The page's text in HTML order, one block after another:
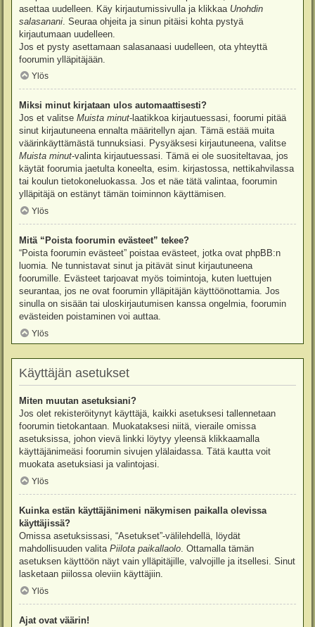
asettaa uudelleen. Käy kirjautumissivulla ja klikkaa Unohdin
salasanani . Seuraa ohjeita ja sinun pitäisi kohta pystyä
kirjautumaan uudelleen.
Jos et pysty asettamaan salasanaasi uudelleen, ota yhteyttä
foorumin ylläpitäjään.
Ylös
Miksi minut kirjataan ulos automaattisesti?
Jos et valitse Muista minut-laatikkoa kirjautuessasi, foorumi pitää
sinut kirjautuneena ennalta määritellyn ajan. Tämä estää muita
väärinkäyttämästä tunnuksiasi. Pysyäksesi kirjautuneena, valitse
Muista minut-valinta kirjautuessasi. Tämä ei ole suositeltavaa, jos
käytät foorumia jaetulta koneelta, esim. kirjastossa, nettikahvilassa
tai koulun tietokoneluokassa. Jos et näe tätä valintaa, foorumin
ylläpitäjä on estänyt tämän toiminnon käyttämisen.
Ylös
Mitä “Poista foorumin evästeet” tekee?
“Poista foorumin evästeet” poistaa evästeet, jotka ovat phpBB:n
luomia. Ne tunnistavat sinut ja pitävät sinut kirjautuneena
foorumille. Evästeet tarjoavat myös toimintoja, kuten luettujen
seurantaa, jos ne ovat foorumin ylläpitäjän käyttöönottamia. Jos
sinulla on sisään tai uloskirjautumisen kanssa ongelmia, foorumin
evästeiden poistaminen voi auttaa.
Ylös
Käyttäjän asetukset
Miten muutan asetuksiani?
Jos olet rekisteröitynyt käyttäjä, kaikki asetuksesi tallennetaan
foorumin tietokantaan. Muokataksesi niitä, vieraile omissa
asetuksissa, johon vievä linkki löytyy yleensä klikkaamalla
käyttäjänimeäsi foorumin sivujen ylälaidassa. Tätä kautta voit
muokata asetuksiasi ja valintojasi.
Ylös
Kuinka estän käyttäjänimeni näkymisen paikalla olevissa
käyttäjissä?
Omissa asetuksissasi, “Asetukset”-välilehdellä, löydät
mahdollisuuden valita Piilota paikallaolo. Ottamalla tämän
asetuksen käyttöön näyt vain ylläpitäjille, valvojille ja itsellesi. Sinut
lasketaan piilossa oleviin käyttäjiin.
Ylös
Ajat ovat väärin!